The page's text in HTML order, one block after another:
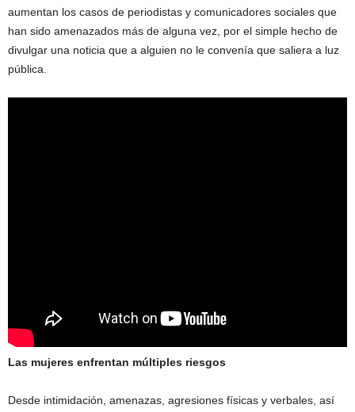
aumentan los casos de periodistas y comunicadores sociales que
han sido amenazados más de alguna vez, por el simple hecho de
divulgar una noticia que a alguien no le convenía que saliera a luz
pública.
Las mujeres enfrentan múltiples riesgos
Desde intimidación, amenazas, agresiones físicas y verbales, así